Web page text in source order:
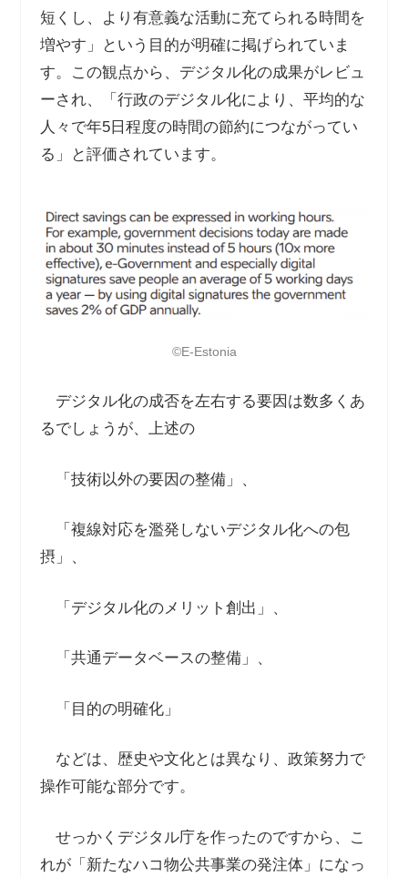
短くし、より有意義な活動に充てられる時間を
増やす」という目的が明確に掲げられていま
す。この観点から、デジタル化の成果がレビュ
ーされ、「行政のデジタル化により、平均的な
人々で年5日程度の時間の節約につながってい
る」と評価されています。
©️E-Estonia
デジタル化の成否を左右する要因は数多くあ
るでしょうが、上述の
「技術以外の要因の整備」、
「複線対応を濫発しないデジタル化への包
摂」、
「デジタル化のメリット創出」、
「共通データベースの整備」、
「目的の明確化」
などは、歴史や文化とは異なり、政策努力で
操作可能な部分です。
せっかくデジタル庁を作ったのですから、こ
れが「新たなハコ物公共事業の発注体」になっ